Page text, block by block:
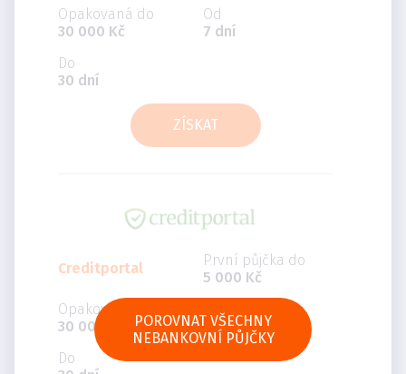
Opakovaná do
30 000 Kč
Od
7 dní
Do
30 dní
ZÍSKAT
Creditportal
První půjčka do
5 000 Kč
Opakovaná do
30 000 Kč
Od
5 dní
Do
POROVNAT VŠECHNY
NEBANKOVNÍ PŮJČKY